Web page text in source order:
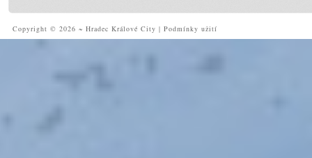
Copyright © 2026 ~ Hradec Králové City | Podmínky užití